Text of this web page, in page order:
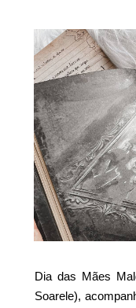
Dia das Mães
Soarele),